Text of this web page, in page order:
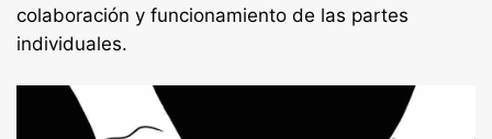
colaboración y funcionamiento de las partes
individuales.